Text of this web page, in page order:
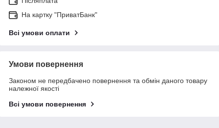
На картку "ПриватБанк"
Всі умови оплати
Умови повернення
Законом не передбачено повернення та обмін даного товару
належної якості
Всі умови повернення